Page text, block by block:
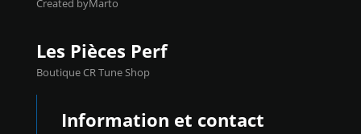
Created byMarto
Les Pièces Perf
Boutique CR Tune Shop
Information et contact